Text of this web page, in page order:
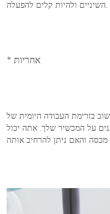
* אחריות
בזרימת העבודה היומית של
על המכשיר שלך. אתה יכול